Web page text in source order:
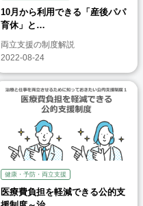
10月から利用できる「産後パパ
育休」と…
両立支援の制度解説
2022-08-24
健康・予防・両立支援
医療費負担を軽減できる公的支